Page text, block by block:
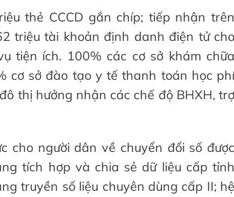
thẻ CCCD gắn chíp; tiếp nhận trên
triệu tài khoản định danh điện tử cho
tiện ích. 100% các cơ sở khám chữa
cơ sở đào tạo y tế thanh toán học phí
thị hưởng nhận các chế độ BHXH, trợ
cho người dân về chuyển đổi số được
tích hợp và chia sẻ dữ liệu cấp tỉnh
truyền số liệu chuyên dùng cấp II; hệ